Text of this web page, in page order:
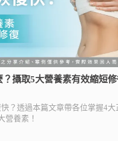
攝取5大營養素有效縮短修
？透過本篇文章帶各位掌握4
營養素！